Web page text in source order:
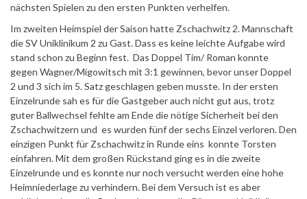
nächsten Spielen zu den ersten Punkten verhelfen.
Im zweiten Heimspiel der Saison hatte Zschachwitz 2. Mannschaft
die SV Uniklinikum 2 zu Gast. Dass es keine leichte Aufgabe wird
stand schon zu Beginn fest. Das Doppel Tim/ Roman konnte
gegen Wagner/Migowitsch mit 3:1 gewinnen, bevor unser Doppel
2 und 3 sich im 5. Satz geschlagen geben musste. In der ersten
Einzelrunde sah es für die Gastgeber auch nicht gut aus, trotz
guter Ballwechsel fehlte am Ende die nötige Sicherheit bei den
Zschachwitzern und es wurden fünf der sechs Einzel verloren. Den
einzigen Punkt für Zschachwitz in Runde eins konnte Torsten
einfahren. Mit dem großen Rückstand ging es in die zweite
Einzelrunde und es konnte nur noch versucht werden eine hohe
Heimniederlage zu verhindern. Bei dem Versuch ist es aber